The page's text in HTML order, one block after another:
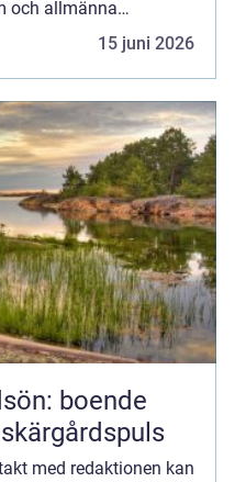
och allmänna
på vår sida.15 juni 2026
boende
med redaktionen kan